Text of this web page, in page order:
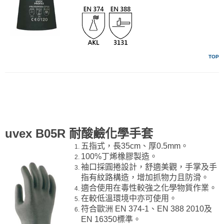
TOP
uvex B05R 耐酸鹼化學手套
五指式，長35cm、厚0.5mm。
100%丁烯橡膠製造。
袖口採圓捲設計，舒適美觀，手掌及手
指有紋路構造，增加抓物力且防滑。
適合使用在毒性較強之化學物質作業。
在較低溫環境中亦可使用。
符合歐洲 EN 374-1、EN 388 2010及
EN 16350標準。